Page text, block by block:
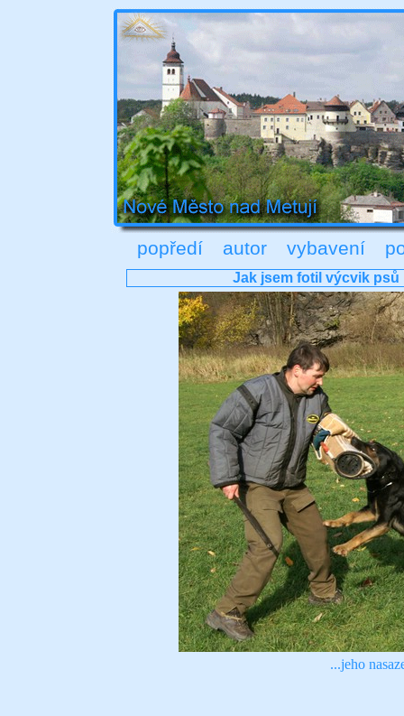
popředí autor vybavení
Jak jsem fotil výcvik psů
...jeho